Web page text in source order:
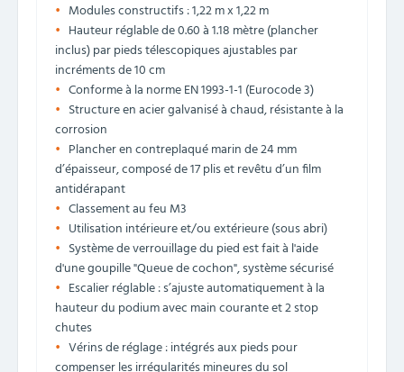
Modules constructifs : 1,22 m x 1,22 m
Hauteur réglable de 0.60 à 1.18 mètre (plancher
inclus) par pieds télescopiques ajustables par
incréments de 10 cm
Conforme à la norme EN 1993-1-1 (Eurocode 3)
Structure en acier galvanisé à chaud, résistante à la
corrosion
Plancher en contreplaqué marin de 24 mm
d’épaisseur, composé de 17 plis et revêtu d’un film
antidérapant
Classement au feu M3
Utilisation intérieure et/ou extérieure (sous abri)
Système de verrouillage du pied est fait à l'aide
d'une goupille "Queue de cochon", système sécurisé
Escalier réglable : s’ajuste automatiquement à la
hauteur du podium avec main courante et 2 stop
chutes
Vérins de réglage : intégrés aux pieds pour